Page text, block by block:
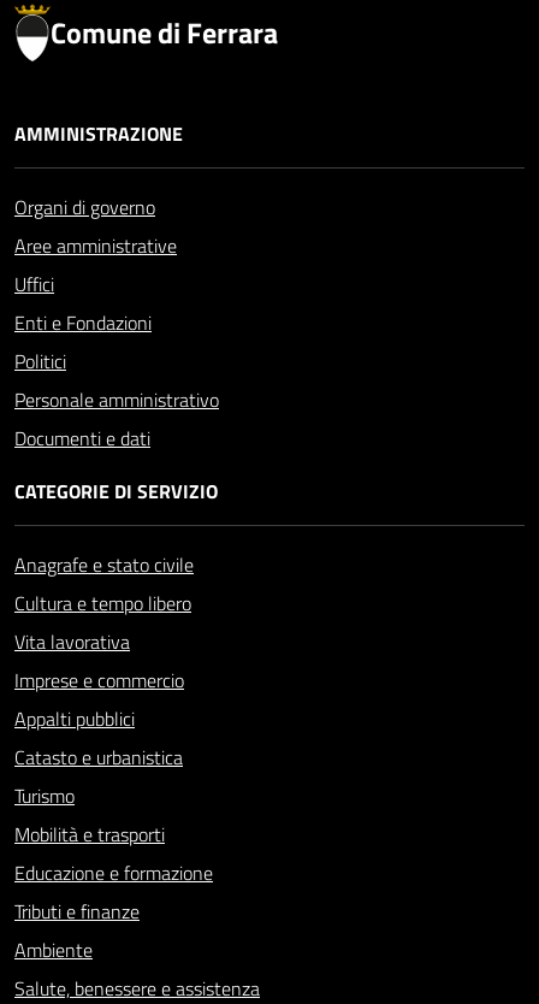
Comune di Ferrara
AMMINISTRAZIONE
Organi di governo
Aree amministrative
Uffici
Enti e Fondazioni
Politici
Personale amministrativo
Documenti e dati
CATEGORIE DI SERVIZIO
Anagrafe e stato civile
Cultura e tempo libero
Vita lavorativa
Imprese e commercio
Appalti pubblici
Catasto e urbanistica
Turismo
Mobilità e trasporti
Educazione e formazione
Tributi e finanze
Ambiente
Salute, benessere e assistenza